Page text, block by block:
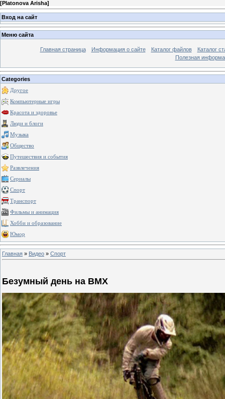
[Platonova Arisha]
Вход на сайт
Меню сайта
Главная страница Информация о сайте Каталог файлов
Каталог
Полезная
Categories
Другое
Компьютерные игры
Красота и здоровье
Люди и блоги
Музыка
Общество
Путешествия и события
Развлечения
Сериалы
Спорт
Транспорт
Фильмы и анимация
Хобби и образование
Юмор
Главная » Видео » Спорт
Безумный день на BMX